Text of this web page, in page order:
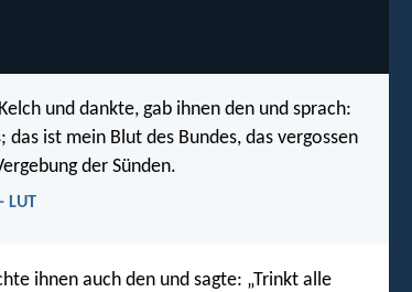
und dankte, gab ihnen den und sprach:
das ist mein Blut des Bundes, das vergossen
der Sünden.
LUT
ihnen auch den und sagte: „Trinkt alle